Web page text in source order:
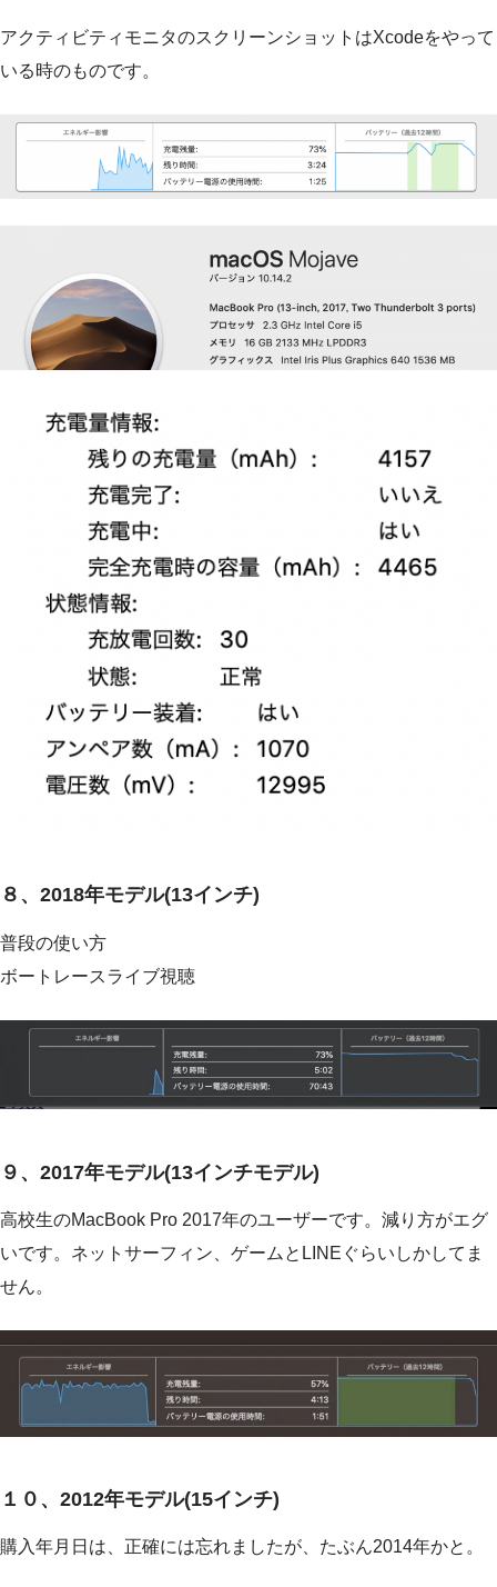
アクティビティモニタのスクリーンショットはXcodeをやって
いる時のものです。
８、2018年モデル(13インチ)
普段の使い方
ボートレースライブ視聴
９、2017年モデル(13インチモデル)
高校生のMacBook Pro 2017年のユーザーです。減り方がエグ
いです。ネットサーフィン、ゲームとLINEぐらいしかしてま
せん。
１０、2012年モデル(15インチ)
購入年月日は、正確には忘れましたが、たぶん2014年かと。